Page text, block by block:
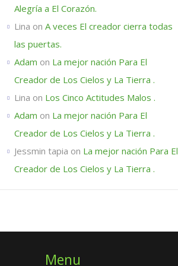
Alegría a El Corazón.
Lina on A veces El creador cierra todas
las puertas.
Adam on La mejor nación Para El
Creador de Los Cielos y La Tierra .
Lina on Los Cinco Actitudes Malos .
Adam on La mejor nación Para El
Creador de Los Cielos y La Tierra .
Jessmin tapia on La mejor nación Para El
Creador de Los Cielos y La Tierra .
Menu